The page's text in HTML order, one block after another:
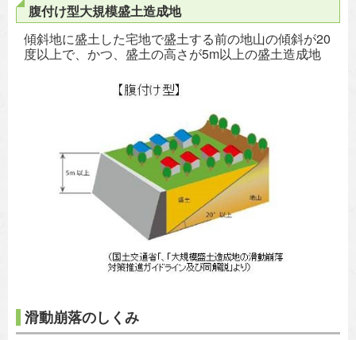
腹付け型大規模盛土造成地
傾斜地に盛土した宅地で盛土する前の地山の傾斜が20
度以上で、かつ、盛土の高さが5m以上の盛土造成地
滑動崩落のしくみ